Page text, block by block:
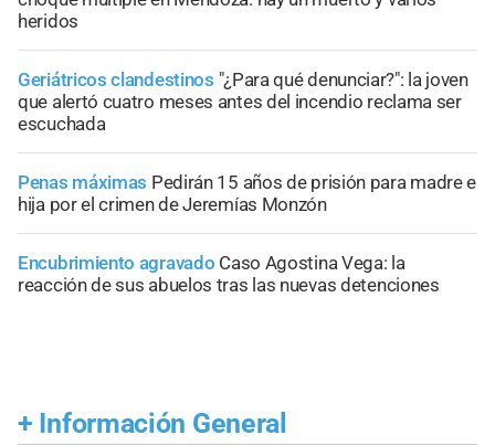
heridos
Geriátricos clandestinos "¿Para qué denunciar?": la joven
que alertó cuatro meses antes del incendio reclama ser
escuchada
Penas máximas Pedirán 15 años de prisión para madre e
hija por el crimen de Jeremías Monzón
Encubrimiento agravado Caso Agostina Vega: la
reacción de sus abuelos tras las nuevas detenciones
+ Información General